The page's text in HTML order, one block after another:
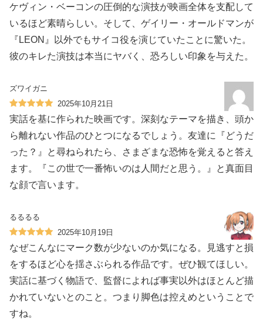
ケヴィン・ベーコンの圧倒的な演技が映画全体を支配して
いるほど素晴らしい。そして、ゲイリー・オールドマンが
『LEON』以外でもサイコ役を演じていたことに驚いた。
彼のキレた演技は本当にヤバく、恐ろしい印象を与えた。
ズワイガニ
2025年10月21日
実話を基に作られた映画です。深刻なテーマを描き、頭か
ら離れない作品のひとつになるでしょう。友達に『どうだ
った？』と尋ねられたら、さまざまな恐怖を覚えると答え
ます。『この世で一番怖いのは人間だと思う。』と真面目
な顔で言います。
るるるる
2025年10月19日
なぜこんなにマーク数が少ないのか気になる。見逃すと損
をするほど心を揺さぶられる作品です。ぜひ観てほしい。
実話に基づく物語で、監督によれば事実以外はほとんど描
かれていないとのこと。つまり脚色は控えめということで
すね。